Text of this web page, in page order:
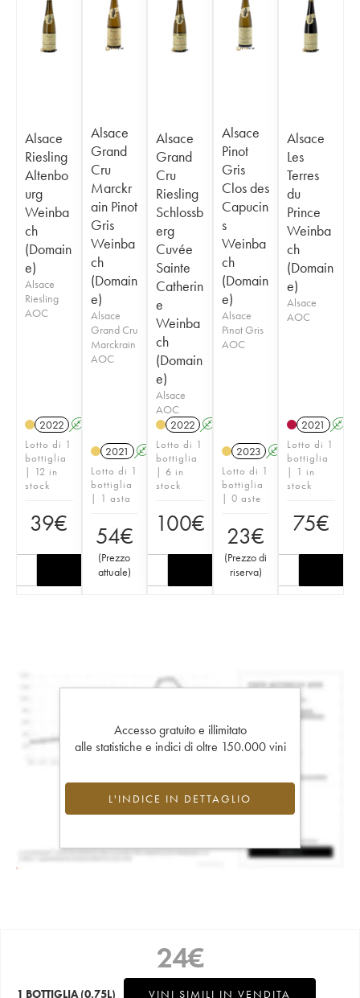
Alsace
Riesling
Altenbo
urg
Weinba
ch
(Domain
e)
Alsace
Riesling
AOC
2022 A
Lotto di 1
bottiglia
| 12 in
stock
39€
Alsace
Grand
Cru
Marckr
ain Pinot
Gris
Weinba
ch
(Domain
e)
Alsace
Grand Cru
Marckrain
AOC
2021 A
Lotto di 1
bottiglia
| 1 asta
54€
(Prezzo
attuale)
Alsace
Grand
Cru
Riesling
Schlossb
erg
Cuvée
Sainte
Catherin
e
Weinba
ch
(Domain
e)
Alsace
AOC
2022 A
Lotto di 1
bottiglia
| 6 in
stock
100€
Alsace
Pinot
Gris
Clos des
Capucin
s
Weinba
ch
(Domain
e)
Alsace
Pinot Gris
AOC
2023 A
Lotto di 1
bottiglia
| 0 aste
23€
(Prezzo di
riserva)
Alsace
Les
Terres
du
Prince
Weinba
ch
(Domain
e)
Alsace
AOC
2021 A
Lotto di 1
bottiglia
| 1 in
stock
75€
Accesso gratuito e illimitato
alle statistiche e indici di oltre 150.000 vini
L'INDICE IN DETTAGLIO
24€
1 BOTTIGLIA (0.75L) VINI SIMILI IN VENDITA